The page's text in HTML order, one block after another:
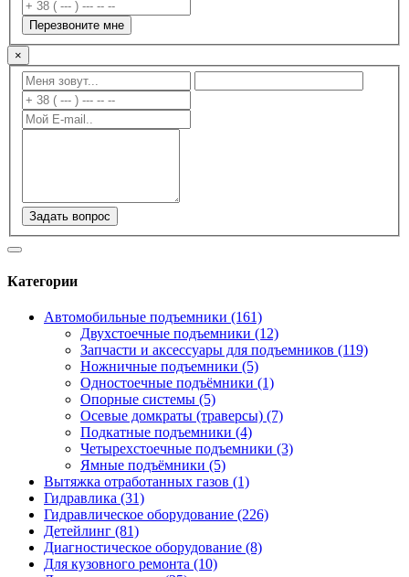
Перезвоните мне
×
Задать вопрос
Категории
Автомобильные подъемники (161)
Двухстоечные подъемники (12)
Запчасти и аксессуары для подъемников (119)
Ножничные подъемники (5)
Одностоечные подъёмники (1)
Опорные системы (5)
Осевые домкраты (траверсы) (7)
Подкатные подъемники (4)
Четырехстоечные подъемники (3)
Ямные подъёмники (5)
Вытяжка отработанных газов (1)
Гидравлика (31)
Гидравлическое оборудование (226)
Детейлинг (81)
Диагностическое оборудование (8)
Для кузовного ремонта (10)